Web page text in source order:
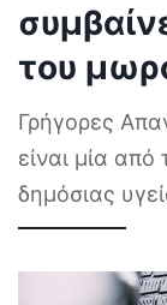
του
Γρήγορες
είναι μία από
δημόσιας